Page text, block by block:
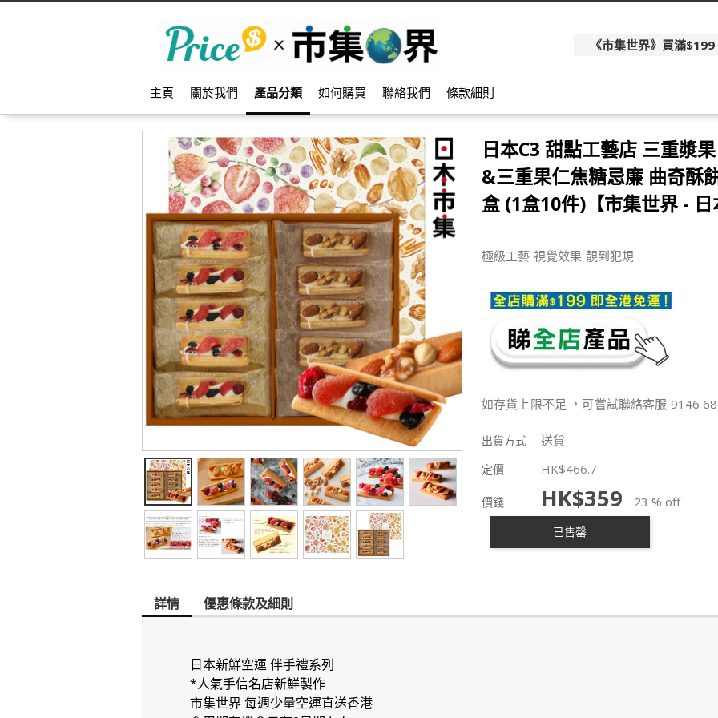
《市集世界》買滿
主頁 關於我們 產品分類 如何購買 聯絡我們 條款細則
日本C3 甜點工藝店 三重漿
&三重果仁焦糖忌廉 曲奇酥
盒 (1盒10件)【市集世界 -
極級工藝 視覺效果 靚到犯規
如存貨上限不足 ，可嘗試聯絡客服 9146
出貨方式 送貨
定價 HK$466.7
價錢 HK$359 23 % off
已售罄
詳情 優惠條款及細則
日本新鮮空運 伴手禮系列
*人氣手信名店新鮮製作
市集世界 每週少量空運直送香港